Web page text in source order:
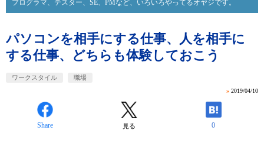
プログラマ、テスター、SE、PMなど、いろいろやってるオヤジです。
パソコンを相手にする仕事、人を相手に
する仕事、どちらも体験しておこう
ワークスタイル 職場
» 2019/04/10
Share 見る 0